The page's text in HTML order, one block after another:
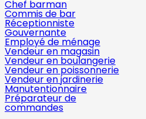
Chef barman
Commis de bar
Réceptionniste
Gouvernante
Employé de ménage
Vendeur en magasin
Vendeur en boulangerie
Vendeur en poissonnerie
Vendeur en jardinerie
Manutentionnaire
Préparateur de
commandes